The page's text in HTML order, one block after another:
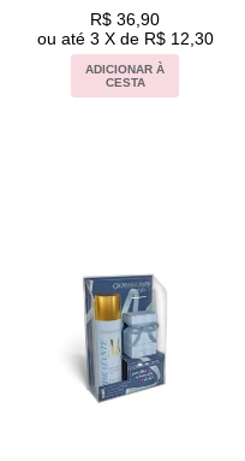
R$ 36,90
ou até 3 X de R$ 12,30
ADICIONAR À
CESTA